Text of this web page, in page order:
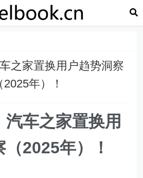
之家置换用户趋势洞察
2025年）！
车之家置换用
2025年）！